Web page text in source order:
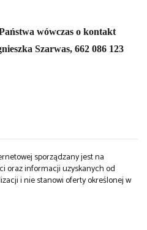
wówczas o kontakt
Szarwas, 662 086 123
sporządzany jest na
oraz informacji uzyskanych od
i nie stanowi oferty określonej w